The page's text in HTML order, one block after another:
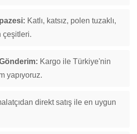
Katlı, katsız, polen tuzaklı,
çeşitleri.
Kargo ile Türkiye'nin
yapıyoruz.
direkt satış ile en uygun